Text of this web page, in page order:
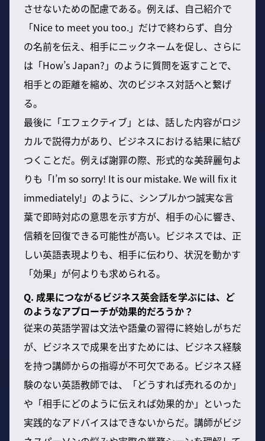
させないための配慮である。例えば、自己紹介で
「Nice to meet you too.」だけで終わらず、自分
の名前を伝え、相手にニックネームを促し、さらに
は「How’s Japan?」のように質問を返すことで、
相手との距離を縮め、次のビジネス対話へと繋げ
る。
最後に「エフェクティブ」とは、話した内容がロジ
カルで説得力があり、ビジネスにおける結果に結び
つくことだ。例えば謝罪の際、形式的な美辞麗句よ
りも「I’m so sorry! It is our mistake. We will fix it
immediately!」のように、シンプルかつ誠実な言
葉で即時対応の意思を示す方が、相手の心に響き、
信頼を回復できる可能性が高い。ビジネスでは、正
しい英語表現よりも、相手に伝わり、状況を動かす
「効果」が何よりも求められる。
Q. 成果につながるビジネス英会話を学ぶには、ど
のようなアプローチが効果的だろうか？
従来の英語学習は文法や語彙の習得に終始しがちだ
が、ビジネスで成果を出すためには、ビジネス経験
を持つ講師からの指導が不可欠である。ビジネス経
験のない英語教師では、「どうすれば売れるのか」
や「相手にどのように伝えれば効果的か」といった
実践的なアドバイスはできないからだ。講師がビジ